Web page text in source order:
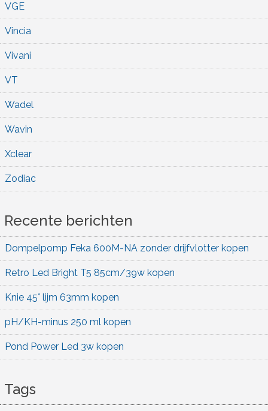
VGE
Vincia
Vivani
VT
Wadel
Wavin
Xclear
Zodiac
Recente berichten
Dompelpomp Feka 600M-NA zonder drijfvlotter kopen
Retro Led Bright T5 85cm/39w kopen
Knie 45° lijm 63mm kopen
pH/KH-minus 250 ml kopen
Pond Power Led 3w kopen
Tags